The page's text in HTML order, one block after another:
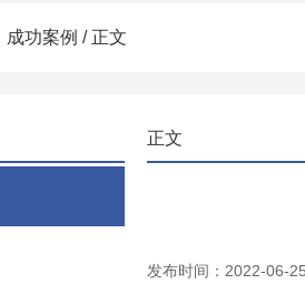
成功案例 / 正文
正文
发布时间：2022-06-